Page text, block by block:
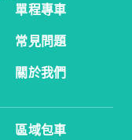
單程專車
常見問題
關於我們
區域包車